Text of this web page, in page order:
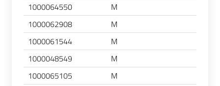
1000064550
M
1000062908
M
1000061544
M
1000048549
M
1000065105
M